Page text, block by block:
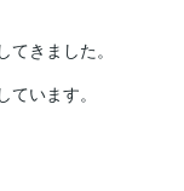
きました。
います。